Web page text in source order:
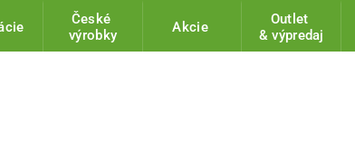
České
výrobky
Akcie
Outlet
& výpredaj